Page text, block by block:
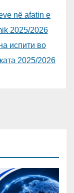
në afatin e
2025/2026
испити во
2025/2026